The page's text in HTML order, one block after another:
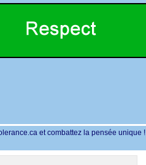
et combattez la pensée unique !